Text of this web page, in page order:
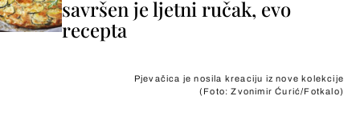
savršen je ljetni ručak, evo
recepta
Pjevačica je nosila kreaciju iz nove kolekcije
(Foto: Zvonimir Ćurić/Fotkalo)